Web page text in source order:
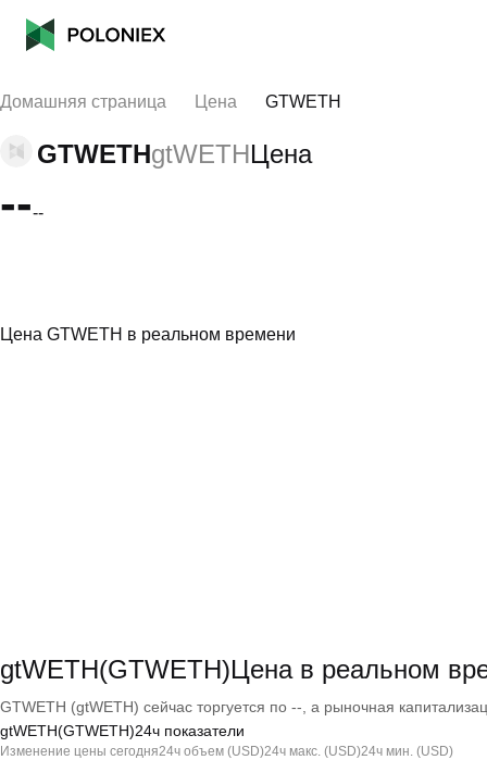
Домашняя страница Цена GTWETH
GTWETHgtWETHЦена
----
Цена GTWETH в реальном времени
gtWETH(GTWETH)Цена в реальном
GTWETH (gtWETH) сейчас торгуется по --, а рыночная
gtWETH(GTWETH)24ч показатели
Изменение цены сегодня24ч объем (USD)24ч макс. (USD)24ч мин. (USD)